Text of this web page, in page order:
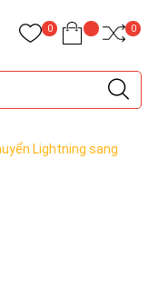
0 0
Lightning sang